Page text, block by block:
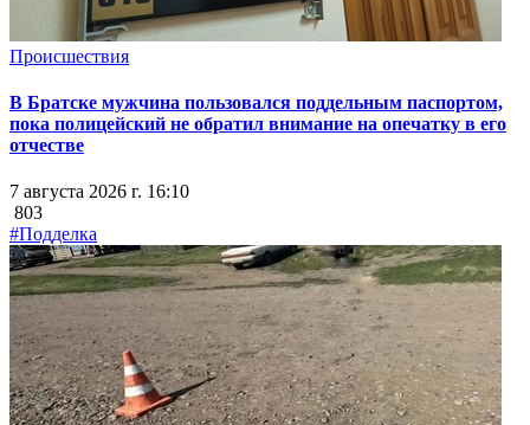
Происшествия
В Братске мужчина пользовался поддельным паспортом,
пока полицейский не обратил внимание на опечатку в его
отчестве
7 августа 2026 г. 16:10
803
#Подделка